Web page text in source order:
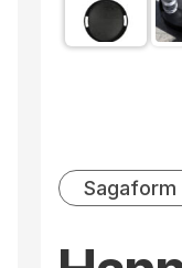
Sagaform